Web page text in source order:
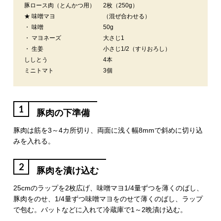
豚ロース肉（とんかつ用）
2枚（250g）
★ 味噌マヨ
（混ぜ合わせる）
・ 味噌
50g
・ マヨネーズ
大さじ1
・ 生姜
小さじ1/2（すりおろし）
ししとう
4本
ミニトマト
3個
1 豚肉の下準備
豚肉は筋を3～4カ所切り、両面に浅く幅8mmで斜めに切り込
みを入れる。
2 豚肉を漬け込む
25cmのラップを2枚広げ、味噌マヨ1/4量ずつを薄くのばし、
豚肉をのせ、1/4量ずつ味噌マヨをのせて薄くのばし、ラップ
で包む。バットなどに入れて冷蔵庫で1～2晩漬け込む。